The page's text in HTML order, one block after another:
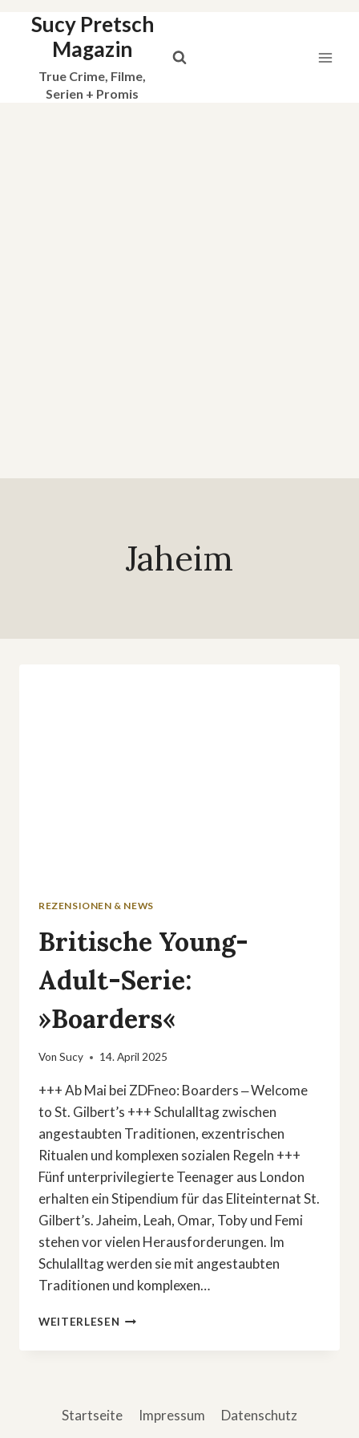
Sucy Pretsch
Magazin
True Crime, Filme,
Serien + Promis
Jaheim
REZENSIONEN & NEWS
Britische Young-
Adult-Serie:
»Boarders«
Von Sucy 14. April 2025
+++ Ab Mai bei ZDFneo: Boarders ‒ Welcome
to St. Gilbert’s +++ Schulalltag zwischen
angestaubten Traditionen, exzentrischen
Ritualen und komplexen sozialen Regeln +++
Fünf unterprivilegierte Teenager aus London
erhalten ein Stipendium für das Eliteinternat St.
Gilbert’s. Jaheim, Leah, Omar, Toby und Femi
stehen vor vielen Herausforderungen. Im
Schulalltag werden sie mit angestaubten
Traditionen und komplexen…
WEITERLESEN BRITISCHE
ADULT-
Startseite Impressum
Datenschutz